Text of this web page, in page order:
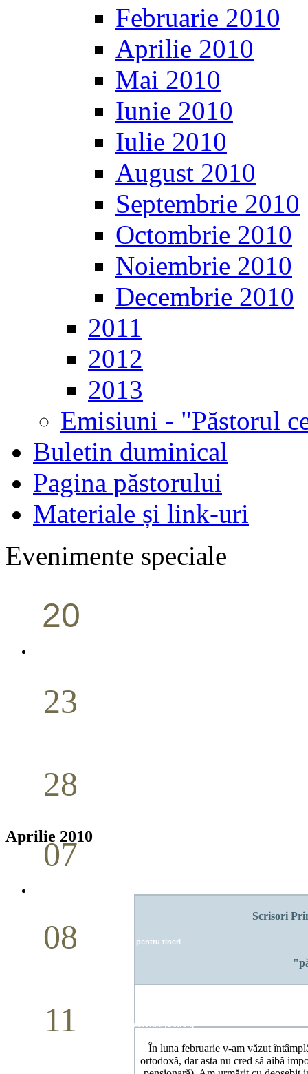
Februarie 2010
Aprilie 2010
Mai 2010
Iunie 2010
Iulie 2010
August 2010
Septembrie 2010
Octombrie 2010
Noiembrie 2010
Decembrie 2010
2011
2012
2013
Emisiuni - "Păstorul
Buletin duminical
Pagina păstorului
Materiale și link-uri
Evenimente speciale
20
23
28
07
08 Studiu biblic pentru tineri
11 Conferință pastorală (Detroit)
Aprilie 2010
Scrisori
În luna februarie v-am văzut
ortodoxă, dar asta nu cred să aibă